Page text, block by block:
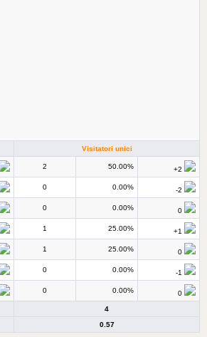
Visitatori unici
2 50.00% +2
0 0.00% -2
0 0.00% 0
1 25.00% +1
1 25.00% 0
0 0.00% -1
0 0.00%
0
4
0.57